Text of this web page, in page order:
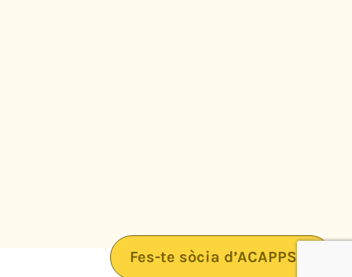
Fes-te sòcia d’ACAPPS